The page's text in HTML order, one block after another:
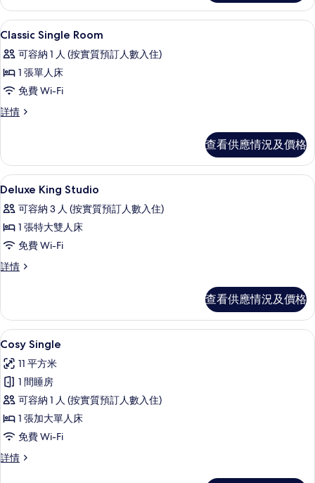
相
片
情
載
入
所
有
Classic
Single
相
片
高級寢具、遮光窗簾/窗簾、免費 Wi-
4
Classic Single Room
可容納 1 人 (按實質預訂人數入住)
1 張單人床
免費 Wi-Fi
詳情
Classic
情
查看供應情況及價格
載
入
所
有
Deluxe
King
相
片
高級寢具、遮光窗簾/窗簾、免費 Wi-
7
Deluxe King Studio
可容納 3 人 (按實質預訂人數入住)
1 張特大雙人床
免費 Wi-Fi
詳情
Deluxe
情
查看供應情況及價格
載
入
所
有
Cosy
Single
的
相
Cosy Single | 高級寢具、遮光窗簾/窗
5
Cosy Single
11 平方米
1 間睡房
可容納 1 人 (按實質預訂人數入住)
1 張加大單人床
免費 Wi-Fi
詳情
Cosy